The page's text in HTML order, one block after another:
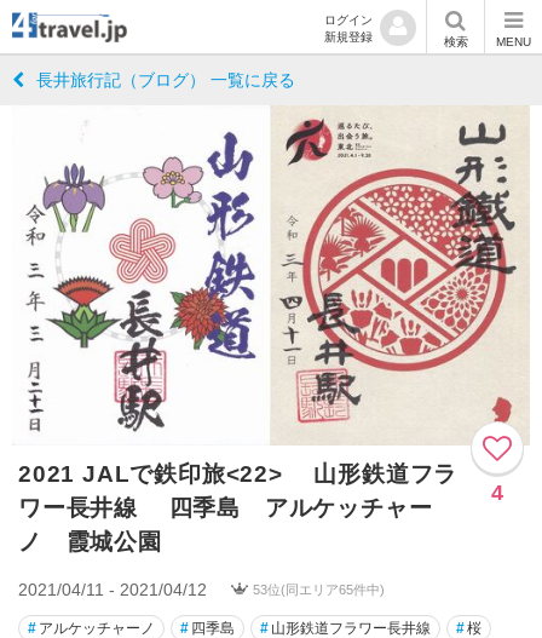
ログイン
新規登録
検索 MENU
長井旅行記（ブログ） 一覧に戻る
2021 JALで鉄印旅<22> 山形鉄道フラ
ワー長井線 四季島 アルケッチャー
ノ 霞城公園
4
2021/04/11 - 2021/04/12 53位(同エリア65件中)
# アルケッチャーノ # 四季島 # 山形鉄道フラワー長井線 #桜